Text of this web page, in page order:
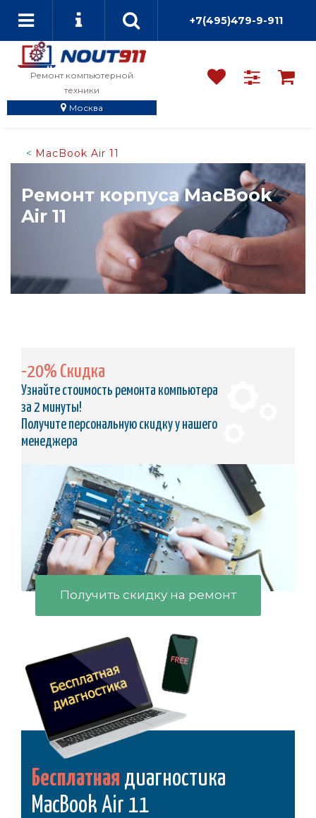
+7(495)479-9-911
Ремонт компьютерной
техники
Москва
MacBook Air 11
Ремонт корпуса MacBook
Air 11
-20% Скидка
Узнайте стоимость ремонта компьютера
за 2 минуты!
Получите персональную скидку у нашего
менеджера
Получить скидку на ремонт
Бесплатная диагностика
MacBook Air 11